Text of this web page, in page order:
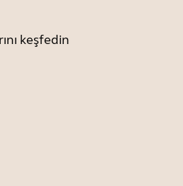
keşfedin